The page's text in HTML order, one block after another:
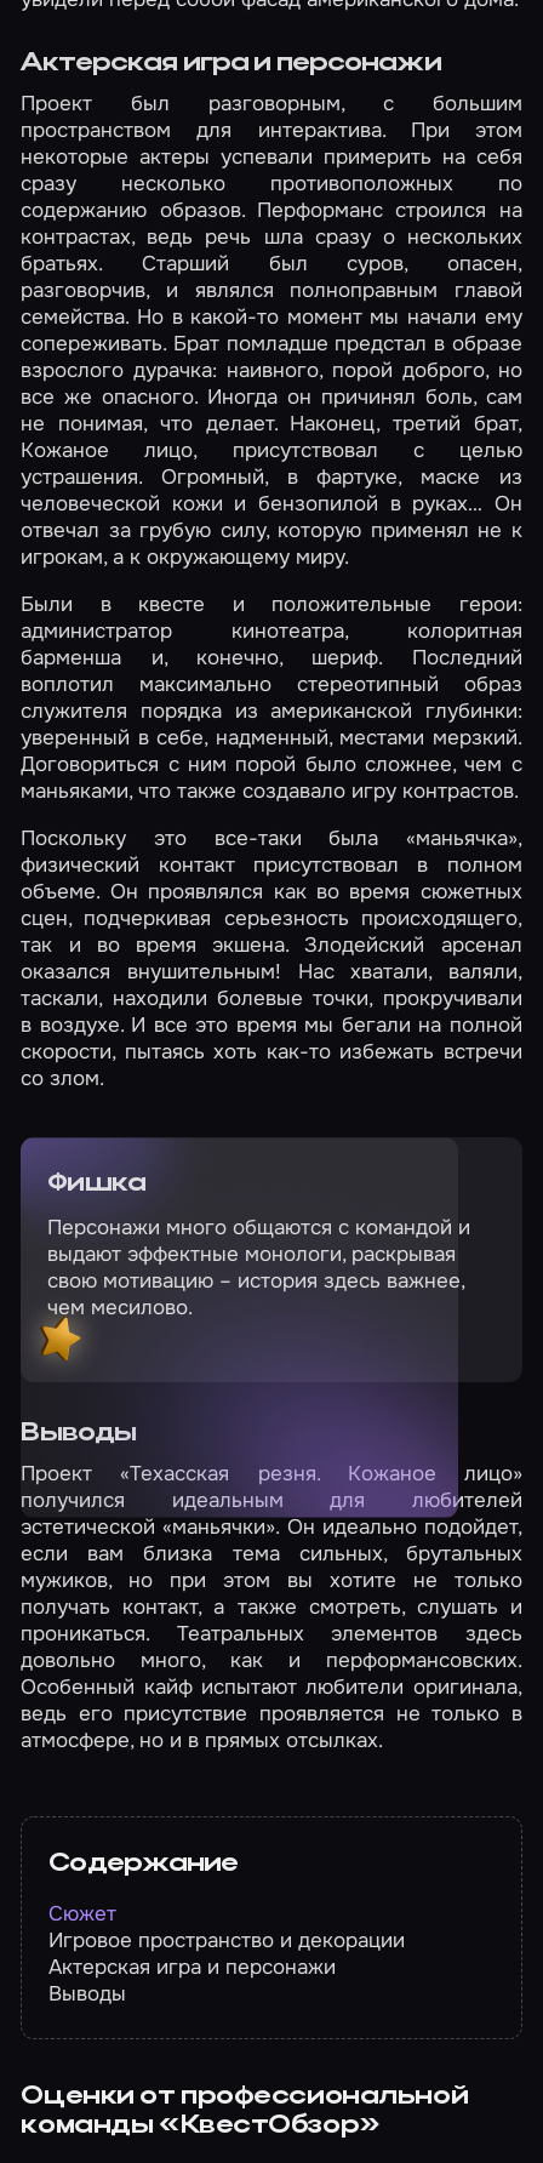
Актерская игра и персонажи
Проект был разговорным, с большим
пространством для интерактива. При этом
некоторые актеры успевали примерить на себя
сразу несколько противоположных по
содержанию образов. Перформанс строился на
контрастах, ведь речь шла сразу о нескольких
братьях. Старший был суров, опасен,
разговорчив, и являлся полноправным главой
семейства. Но в какой-то момент мы начали ему
сопереживать. Брат помладше предстал в образе
взрослого дурачка: наивного, порой доброго, но
все же опасного. Иногда он причинял боль, сам
не понимая, что делает. Наконец, третий брат,
Кожаное лицо, присутствовал с целью
устрашения. Огромный, в фартуке, маске из
человеческой кожи и бензопилой в руках… Он
отвечал за грубую силу, которую применял не к
игрокам, а к окружающему миру.
Были в квесте и положительные герои:
администратор кинотеатра, колоритная
барменша и, конечно, шериф. Последний
воплотил максимально стереотипный образ
служителя порядка из американской глубинки:
уверенный в себе, надменный, местами мерзкий.
Договориться с ним порой было сложнее, чем с
маньяками, что также создавало игру контрастов.
Поскольку это все-таки была «маньячка»,
физический контакт присутствовал в полном
объеме. Он проявлялся как во время сюжетных
сцен, подчеркивая серьезность происходящего,
так и во время экшена. Злодейский арсенал
оказался внушительным! Нас хватали, валяли,
таскали, находили болевые точки, прокручивали
в воздухе. И все это время мы бегали на полной
скорости, пытаясь хоть как-то избежать встречи
со злом.
Фишка
Персонажи много общаются с командой и
выдают эффектные монологи, раскрывая
свою мотивацию – история здесь важнее,
чем месилово.
Выводы
Проект «Техасская резня. Кожаное лицо»
получился идеальным для любителей
эстетической «маньячки». Он идеально подойдет,
если вам близка тема сильных, брутальных
мужиков, но при этом вы хотите не только
получать контакт, а также смотреть, слушать и
проникаться. Театральных элементов здесь
довольно много, как и перформансовских.
Особенный кайф испытают любители оригинала,
ведь его присутствие проявляется не только в
атмосфере, но и в прямых отсылках.
Содержание
Сюжет
Игровое пространство и декорации
Актерская игра и персонажи
Выводы
Оценки от профессиональной
команды «КвестОбзор»